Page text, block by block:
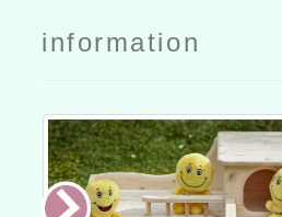
梯次本土語
information